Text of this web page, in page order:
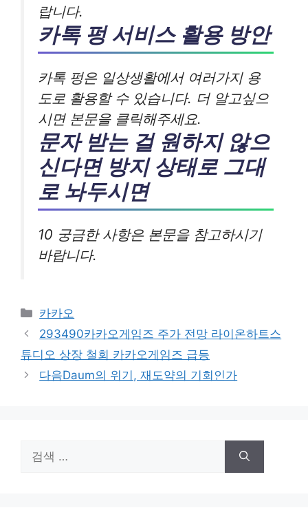
랍니다.
카톡 펑 서비스 활용 방안
카톡 펑은 일상생활에서 여러가지 용
도로 활용할 수 있습니다. 더 알고싶으
시면 본문을 클릭해주세요.
문자 받는 걸 원하지 않으
신다면 방지 상태로 그대
로 놔두시면
10 궁금한 사항은 본문을 참고하시기
바랍니다.
카
테
리
카카오
293490카카오게임즈 주가 전망 라이온하트스
튜디오 상장 철회 카카오게임즈 급등
다음Daum의 위기, 재도약의 기회인가
색: